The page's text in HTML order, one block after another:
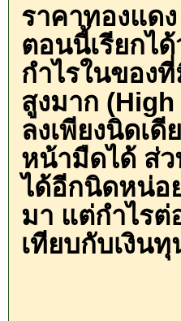
ราคาทองแด
ตอนนี้เรียกไ
กำไรในของ
สูงมาก
ลงเพียงนิดเดี
หน้ามืดได้ ส่
ได้อีกนิดหน่อ
มา แต่กำไรต่
เทียบกับเงิน